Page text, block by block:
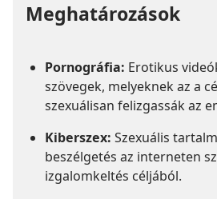
Meghatározások
Pornográfia: Erotikus
szövegek, melyeknek az a
szexuálisan felizgassák az
Kiberszex: Szexuális
beszélgetés az interneten
izgalomkeltés céljából.